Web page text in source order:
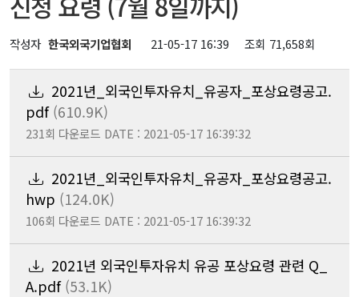
작성자 한국외국기업협회 21-05-17 16:39 조회 71,658회
2021년_외국인투자유치_유공자_포상요령공고.
pdf (610.9K)
231회 다운로드 DATE : 2021-05-17 16:39:32
2021년_외국인투자유치_유공자_포상요령공고.
hwp (124.0K)
106회 다운로드 DATE : 2021-05-17 16:39:32
2021년 외국인투자유치 유공 포상요령 관련 Q_
A.pdf (53.1K)